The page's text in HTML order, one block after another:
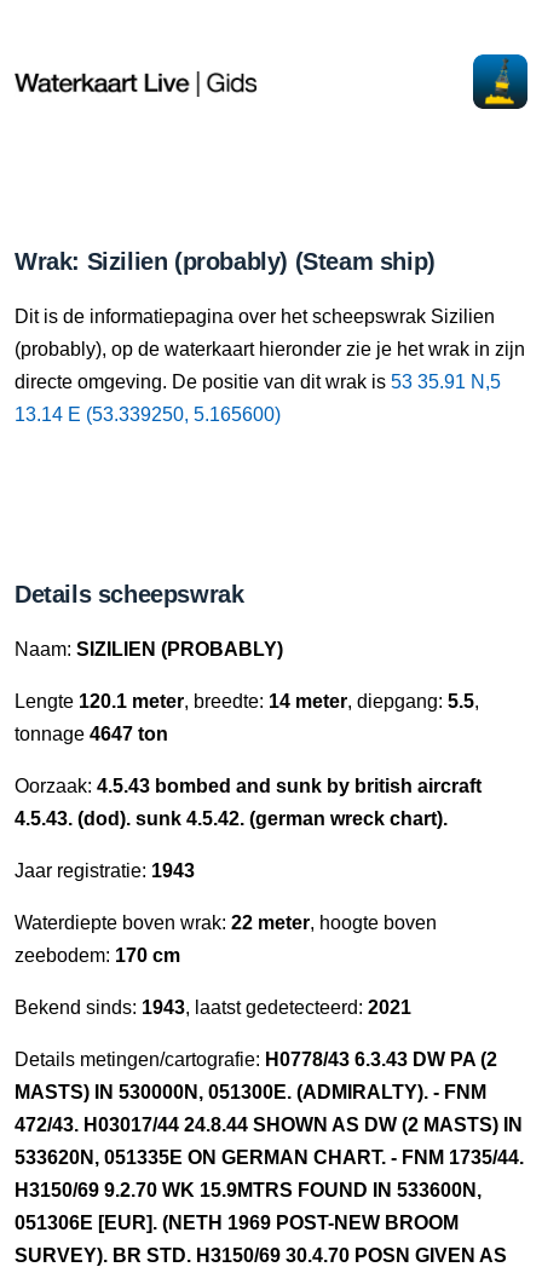
Wrak: Sizilien (probably) (Steam ship)
Dit is de informatiepagina over het scheepswrak Sizilien
(probably), op de waterkaart hieronder zie je het wrak in zijn
directe omgeving. De positie van dit wrak is 53 35.91 N,5
13.14 E (53.339250, 5.165600)
Details scheepswrak
Naam: SIZILIEN (PROBABLY)
Lengte 120.1 meter, breedte: 14 meter, diepgang: 5.5,
tonnage 4647 ton
Oorzaak: 4.5.43 bombed and sunk by british aircraft
4.5.43. (dod). sunk 4.5.42. (german wreck chart).
Jaar registratie: 1943
Waterdiepte boven wrak: 22 meter, hoogte boven
zeebodem: 170 cm
Bekend sinds: 1943, laatst gedetecteerd: 2021
Details metingen/cartografie: H0778/43 6.3.43 DW PA (2
MASTS) IN 530000N, 051300E. (ADMIRALTY). - FNM
472/43. H03017/44 24.8.44 SHOWN AS DW (2 MASTS) IN
533620N, 051335E ON GERMAN CHART. - FNM 1735/44.
H3150/69 9.2.70 WK 15.9MTRS FOUND IN 533600N,
051306E [EUR]. (NETH 1969 POST-NEW BROOM
SURVEY). BR STD. H3150/69 30.4.70 POSN GIVEN AS